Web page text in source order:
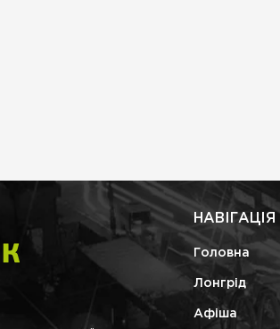
НАВІГАЦІЯ
Головна
Лонгрід
Афіша